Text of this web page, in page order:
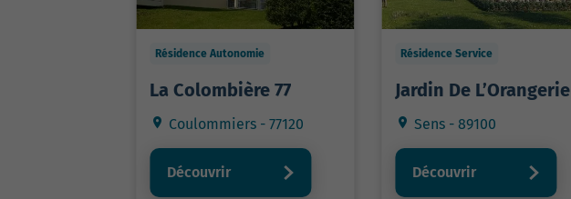
Résidence Autonomie
La Colombière 77
Coulommiers - 77120
Découvrir
Résidence Service
Jardin De L’Orangerie
Sens - 89100
Découvrir